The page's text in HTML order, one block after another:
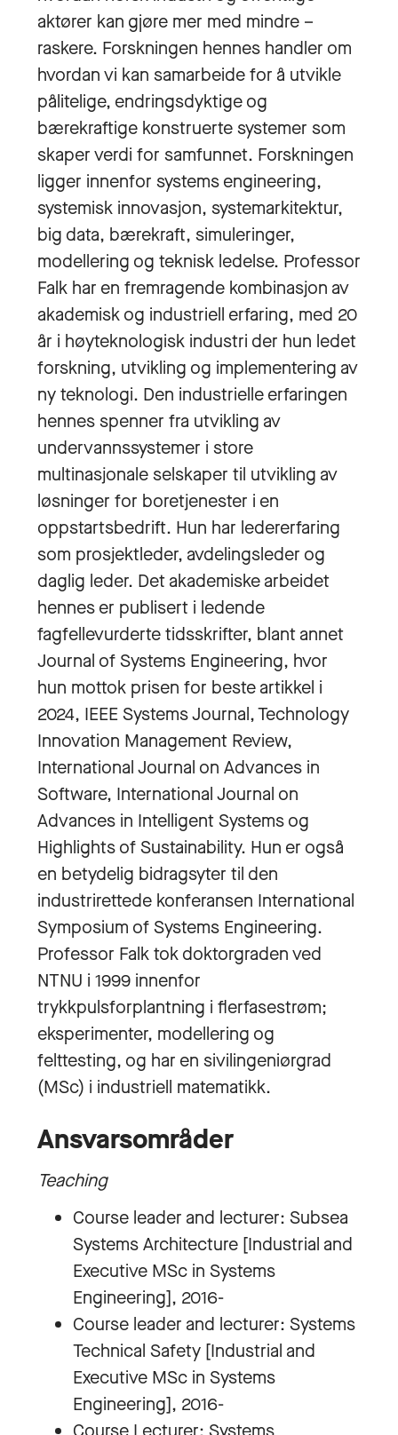
aktører kan gjøre mer med mindre –
raskere. Forskningen hennes handler om
hvordan vi kan samarbeide for å utvikle
pålitelige, endringsdyktige og
bærekraftige konstruerte systemer som
skaper verdi for samfunnet. Forskningen
ligger innenfor systems engineering,
systemisk innovasjon, systemarkitektur,
big data, bærekraft, simuleringer,
modellering og teknisk ledelse. Professor
Falk har en fremragende kombinasjon av
akademisk og industriell erfaring, med 20
år i høyteknologisk industri der hun ledet
forskning, utvikling og implementering av
ny teknologi. Den industrielle erfaringen
hennes spenner fra utvikling av
undervannssystemer i store
multinasjonale selskaper til utvikling av
løsninger for boretjenester i en
oppstartsbedrift. Hun har ledererfaring
som prosjektleder, avdelingsleder og
daglig leder. Det akademiske arbeidet
hennes er publisert i ledende
fagfellevurderte tidsskrifter, blant annet
Journal of Systems Engineering, hvor
hun mottok prisen for beste artikkel i
2024, IEEE Systems Journal, Technology
Innovation Management Review,
International Journal on Advances in
Software, International Journal on
Advances in Intelligent Systems og
Highlights of Sustainability. Hun er også
en betydelig bidragsyter til den
industrirettede konferansen International
Symposium of Systems Engineering.
Professor Falk tok doktorgraden ved
NTNU i 1999 innenfor
trykkpulsforplantning i flerfasestrøm;
eksperimenter, modellering og
felttesting, og har en sivilingeniørgrad
(MSc) i industriell matematikk.
Ansvarsområder
Teaching
Course leader and lecturer: Subsea
Systems Architecture [Industrial and
Executive MSc in Systems
Engineering], 2016-
Course leader and lecturer: Systems
Technical Safety [Industrial and
Executive MSc in Systems
Engineering], 2016-